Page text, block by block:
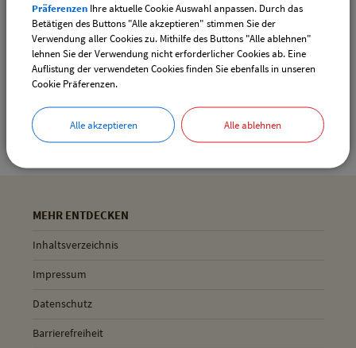
Gemeinde Pliening
Geltinger Str. 18
85652 Pliening
Drucken
MEHR ENTDECKEN
Inhaltsverzeichnis
Impressum
Datenschutz
Barrierefreiheit
Präferenzen Ihre aktuelle Cookie Auswahl anpassen. Durch das
Betätigen des Buttons "Alle akzeptieren" stimmen Sie der
Verwendung aller Cookies zu. Mithilfe des Buttons "Alle ablehnen"
lehnen Sie der Verwendung nicht erforderlicher Cookies ab. Eine
Auflistung der verwendeten Cookies finden Sie ebenfalls in unseren
Cookie Präferenzen.
Alle akzeptieren Alle ablehnen